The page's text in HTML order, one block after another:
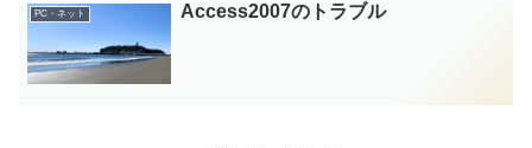
PC・ネット Access2007のトラブル